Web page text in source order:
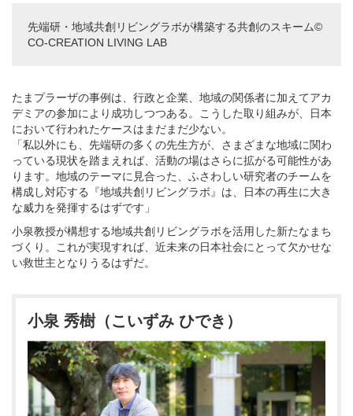
先端研・地域共創リビングラボが構築する共創のスキーム©
CO-CREATION LIVING LAB
たまプラーザの事例は、行政と企業、地域の関係者に加えてアカ
デミアの参加により成功しつつある。こうした取り組みが、日本
において行われたケースはまだまだ少ない。
「私以外にも、先端研の多くの先生方が、さまざまな地域に関わ
っている現状を踏まえれば、活動の場はさらに拡がる可能性があ
ります。地域のテーマに見合った、ふさわしい研究者のチームを
構成し対応する『地域共創リビングラボ』は、日本の再生に大き
な威力を発揮するはずです」
小泉教授が構想する地域共創リビングラボを活用した新たなまち
づくり。これが実現すれば、近未来の日本社会にとって欠かせな
い救世主となりうるはずだ。
小泉 秀樹（こいずみ ひでき）